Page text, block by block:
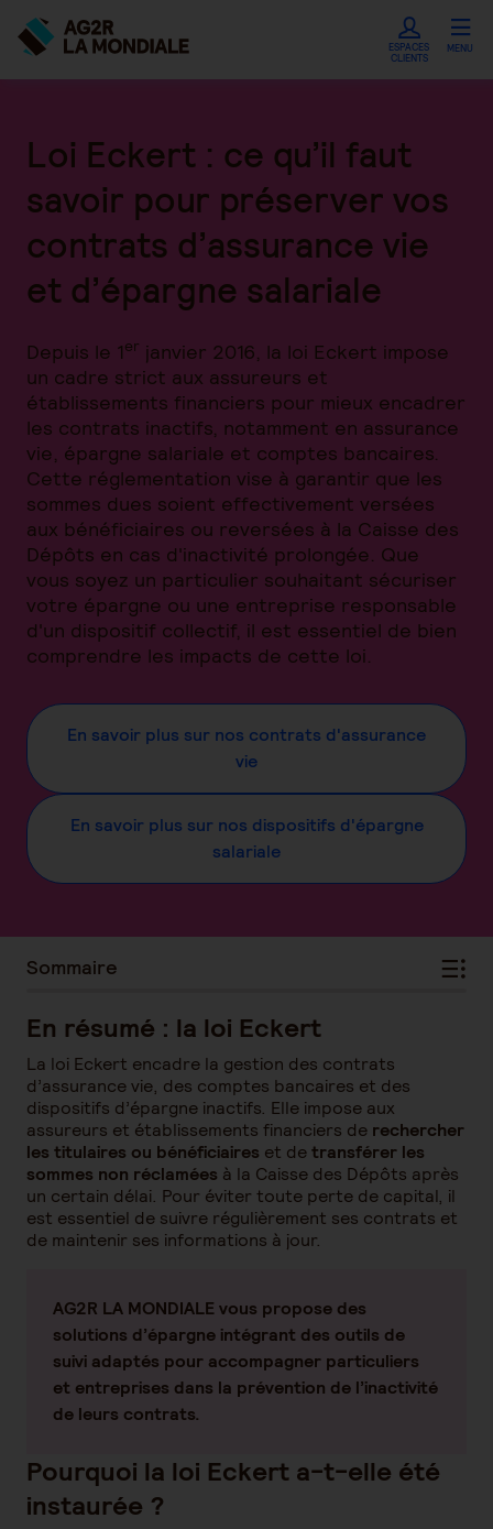
ESPACES
CLIENTS
MENU
Loi Eckert : ce qu’il faut
savoir pour préserver vos
contrats d’assurance vie
et d’épargne salariale
Depuis le 1er janvier 2016, la loi Eckert impose
un cadre strict aux assureurs et
établissements financiers pour mieux encadrer
les contrats inactifs, notamment en assurance
vie, épargne salariale et comptes bancaires.
Cette réglementation vise à garantir que les
sommes dues soient effectivement versées
aux bénéficiaires ou reversées à la Caisse des
Dépôts en cas d'inactivité prolongée. Que
vous soyez un particulier souhaitant sécuriser
votre épargne ou une entreprise responsable
d'un dispositif collectif, il est essentiel de bien
comprendre les impacts de cette loi.
En savoir plus sur nos contrats d'assurance
vie
En savoir plus sur nos dispositifs d'épargne
salariale
Sommaire
En résumé : la loi Eckert
La loi Eckert encadre la gestion des contrats
d’assurance vie, des comptes bancaires et des
dispositifs d’épargne inactifs. Elle impose aux
assureurs et établissements financiers de rechercher
les titulaires ou bénéficiaires et detransférer les
sommes non réclamées à la Caisse des Dépôts après
un certain délai. Pour éviter toute perte de capital, il
est essentiel de suivre régulièrement ses contrats et
de maintenir ses informations à jour.
AG2R LA MONDIALE vous propose des
solutions d’épargne intégrant des outils de
suivi adaptés pour accompagner particuliers
et entreprises dans la prévention de l’inactivité
de leurs contrats.
Pourquoi la loi Eckert a-t-elle été
instaurée ?